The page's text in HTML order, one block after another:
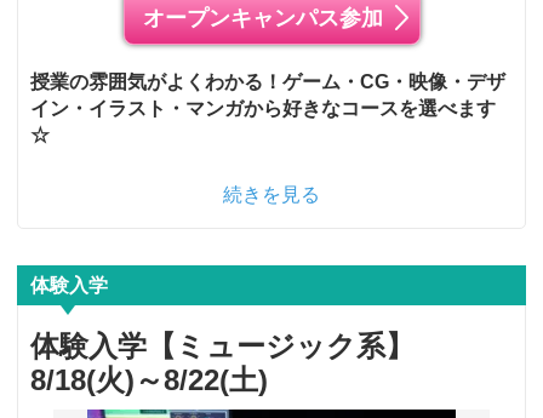
オープンキャンパス参加
授業の雰囲気がよくわかる！ゲーム・CG・映像・デザ
イン・イラスト・マンガから好きなコースを選べます
☆
続きを見る
体験入学
体験入学【ミュージック系】
8/18(火)～8/22(土)